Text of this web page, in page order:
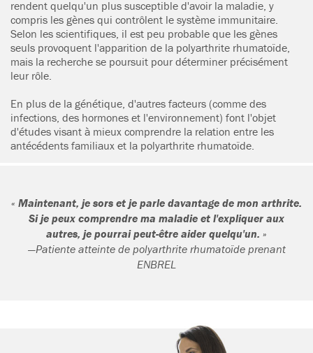
rendent quelqu'un plus susceptible d'avoir la maladie, y
compris les gènes qui contrôlent le système immunitaire.
Selon les scientifiques, il est peu probable que les gènes
seuls provoquent l'apparition de la polyarthrite rhumatoïde,
mais la recherche se poursuit pour déterminer précisément
leur rôle.
En plus de la génétique, d'autres facteurs (comme des
infections, des hormones et l'environnement) font l'objet
d'études visant à mieux comprendre la relation entre les
antécédents familiaux et la polyarthrite rhumatoïde.
« Maintenant, je sors et je parle davantage de mon arthrite.
Si je peux comprendre ma maladie et l'expliquer aux
autres, je pourrai peut-être aider quelqu'un. »
—Patiente atteinte de polyarthrite rhumatoïde prenant
ENBREL